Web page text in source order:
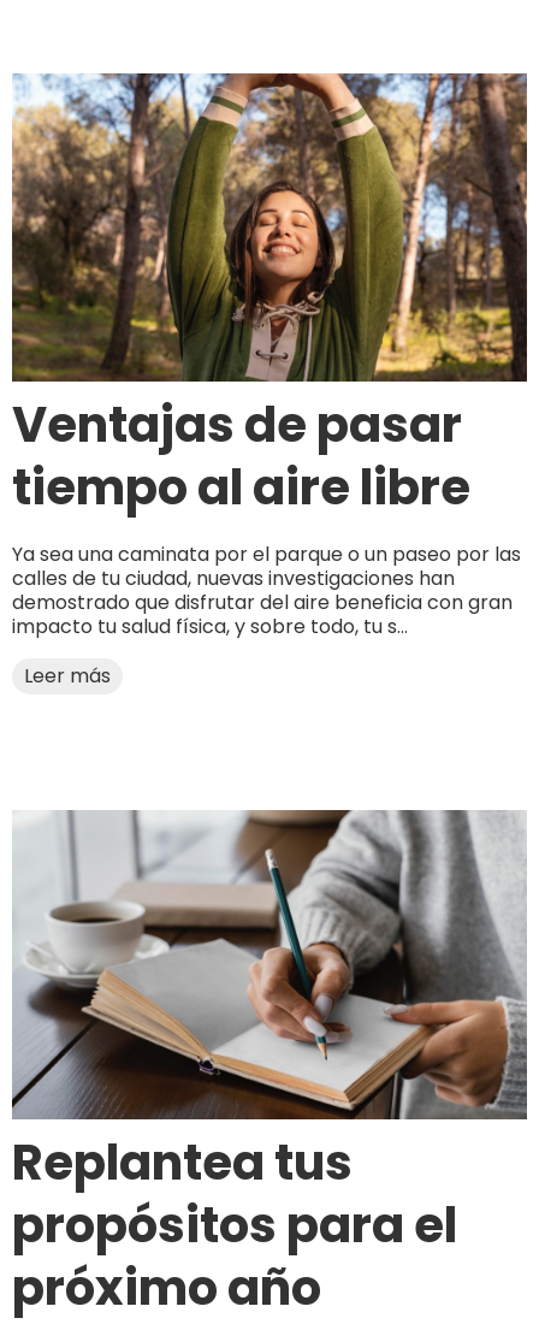
Ventajas de pasar
tiempo al aire libre
Ya sea una caminata por el parque o un paseo por las
calles de tu ciudad, nuevas investigaciones han
demostrado que disfrutar del aire beneficia con gran
impacto tu salud física, y sobre todo, tu s...
Leer más
Replantea tus
propósitos para el
próximo año